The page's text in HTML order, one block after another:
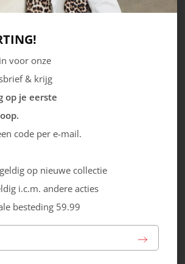
129.99
voor onze
& krijg
op je eerste
code per e-mail.
op nieuwe collectie
i.c.m. andere acties
besteding 59.99